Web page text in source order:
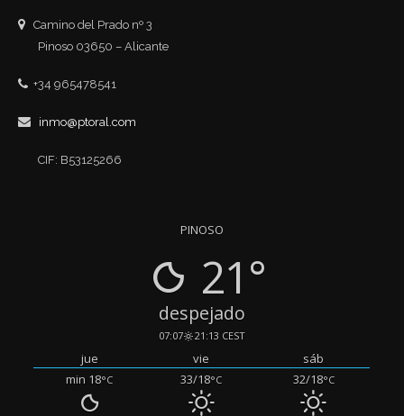
Camino del Prado nº 3
Pinoso 03650 – Alicante
+34 965478541
inmo@ptoral.com
CIF: B53125266
PINOSO
21°
despejado
07:07 21:13 CEST
jue vie
sáb
min 18°C 33/18°C 32/18°C